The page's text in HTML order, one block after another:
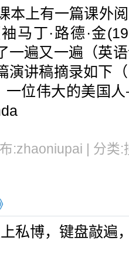
本上有一篇课外
马丁·路德·金
一遍又一遍（英
演讲稿摘录如下
位伟大的美国
:zhaoniupai | 分类
私博，键盘敲遍